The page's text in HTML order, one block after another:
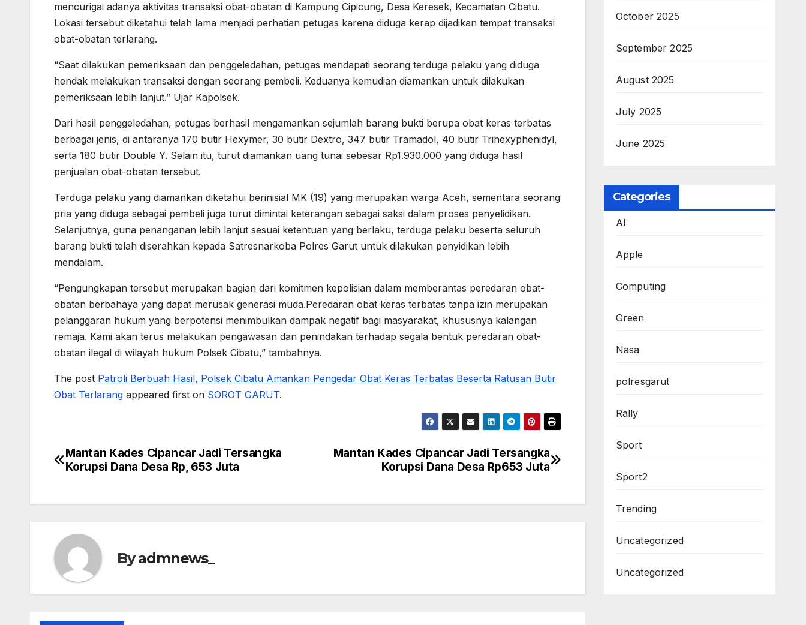
mencurigai adanya aktivitas transaksi obat-obatan di Kampung Cipicung, Desa Keresek, Kecamatan Cibatu.
Lokasi tersebut diketahui telah lama menjadi perhatian petugas karena diduga kerap dijadikan tempat transaksi
obat-obatan terlarang.
“Saat dilakukan pemeriksaan dan penggeledahan, petugas mendapati seorang terduga pelaku yang diduga
hendak melakukan transaksi dengan seorang pembeli. Keduanya kemudian diamankan untuk dilakukan
pemeriksaan lebih lanjut.” Ujar Kapolsek.
Dari hasil penggeledahan, petugas berhasil mengamankan sejumlah barang bukti berupa obat keras terbatas
berbagai jenis, di antaranya 170 butir Hexymer, 30 butir Dextro, 347 butir Tramadol, 40 butir Trihexyphenidyl,
serta 180 butir Double Y. Selain itu, turut diamankan uang tunai sebesar Rp1.930.000 yang diduga hasil
penjualan obat-obatan tersebut.
Terduga pelaku yang diamankan diketahui berinisial MK (19) yang merupakan warga Aceh, sementara seorang
pria yang diduga sebagai pembeli juga turut dimintai keterangan sebagai saksi dalam proses penyelidikan.
Selanjutnya, guna penanganan lebih lanjut sesuai ketentuan yang berlaku, terduga pelaku beserta seluruh
barang bukti telah diserahkan kepada Satresnarkoba Polres Garut untuk dilakukan penyidikan lebih
mendalam.
“Pengungkapan tersebut merupakan bagian dari komitmen kepolisian dalam memberantas peredaran obat-
obatan berbahaya yang dapat merusak generasi muda.Peredaran obat keras terbatas tanpa izin merupakan
pelanggaran hukum yang berpotensi menimbulkan dampak negatif bagi masyarakat, khususnya kalangan
remaja. Kami akan terus melakukan pengawasan dan penindakan terhadap segala bentuk peredaran obat-
obatan ilegal di wilayah hukum Polsek Cibatu,” tambahnya.
The post Patroli Berbuah Hasil, Polsek Cibatu Amankan Pengedar Obat Keras Terbatas Beserta Ratusan Butir
Obat Terlarang appeared first on SOROT GARUT.
Post
Mantan Kades Cipancar Jadi Tersangka
Korupsi Dana Desa Rp653 Juta
Mantan Kades Cipancar Jadi Tersangka
Korupsi Dana Desa Rp, 653 Juta‎
Byadmnews_
October 2025
September 2025
August 2025
July 2025
June 2025
Categories
AI
Apple
Computing
Green
Nasa
polresgarut
Rally
Sport
Sport2
Trending
Uncategorized
Uncategorized